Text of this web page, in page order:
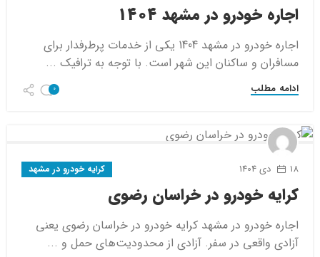
اجاره خودرو در مشهد 1404
اجاره خودرو در مشهد 1404 یکی از خدمات پرطرفدار برای
مسافران و ساکنان این شهر است. با توجه به ترافیک ...
ادامه مطلب 0
18 دی 1404 کرایه خودرو در مشهد
کرایه خودرو در خراسان رضوی
اجاره خودرو در مشهد کرایه خودرو در خراسان رضوی یعنی
آزادی واقعی در سفر. آزادی از محدودیت‌های حمل و ...